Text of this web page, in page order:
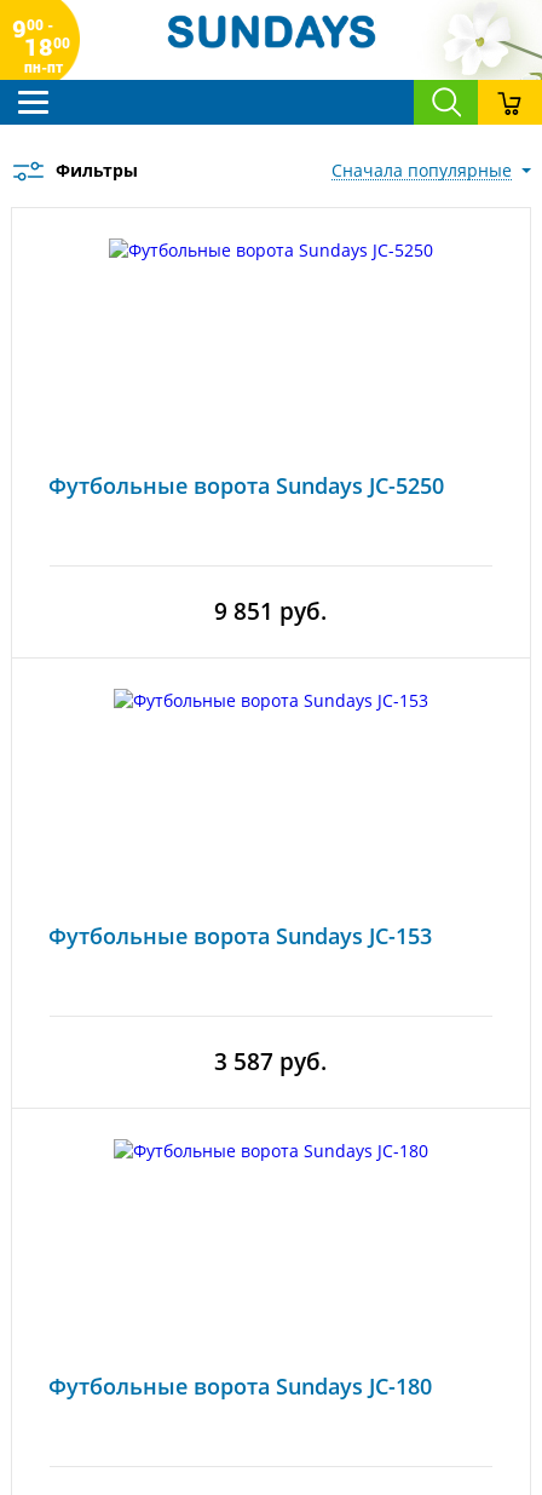
900 -
1800
пн-пт
Фильтры сначала популярные
Футбольные ворота Sundays JC-5250
9 851 руб.
Футбольные ворота Sundays JC-153
3 587 руб.
Футбольные ворота Sundays JC-180